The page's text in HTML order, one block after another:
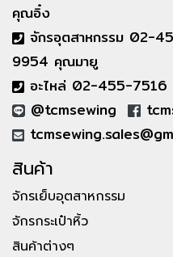
คุณอิ๋ง
จักรอุตสาหกรรม 02-
9954 คุณมายู
อะไหล่ 02-455-
@tcmsewing
สินค้า
จักรเย็บอุตสาหกรรม
จักรกระเป๋าหิ้ว
สินค้าต่างๆ